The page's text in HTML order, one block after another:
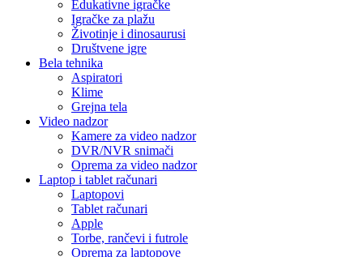
Edukativne igračke
Igračke za plažu
Životinje i dinosaurusi
Društvene igre
Bela tehnika
Aspiratori
Klime
Grejna tela
Video nadzor
Kamere za video nadzor
DVR/NVR snimači
Oprema za video nadzor
Laptop i tablet računari
Laptopovi
Tablet računari
Apple
Torbe, rančevi i futrole
Oprema za laptopove